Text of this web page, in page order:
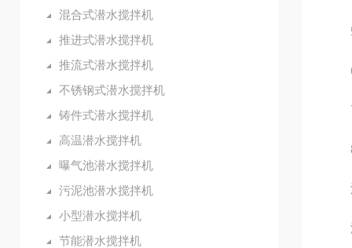
混合式潜水搅拌机
推进式潜水搅拌机
推流式潜水搅拌机
不锈钢式潜水搅拌机
铸件式潜水搅拌机
高温潜水搅拌机
曝气池潜水搅拌机
污泥池潜水搅拌机
小型潜水搅拌机
节能潜水搅拌机
5.
6.
7.
8.
液
液